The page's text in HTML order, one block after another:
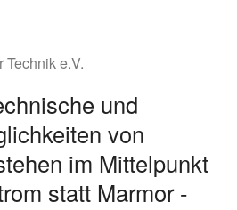
Technik e.V.
und
von
im Mittelpunkt
statt Marmor -